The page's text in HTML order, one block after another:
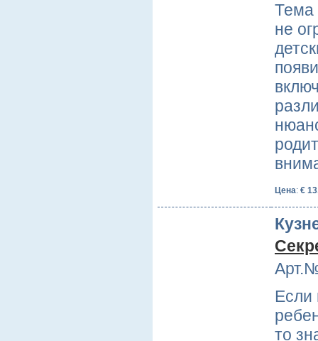
Тема
не
Цена: €
Если
то